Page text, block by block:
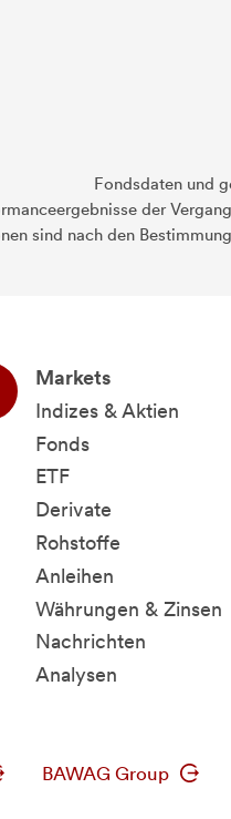
Fondsdaten und
der
sind nach den
Markets
Indizes & Aktien
Fonds
ETF
Derivate
Rohstoffe
Anleihen
Währungen & Zinsen
Nachrichten
Analysen
BAWAG Group